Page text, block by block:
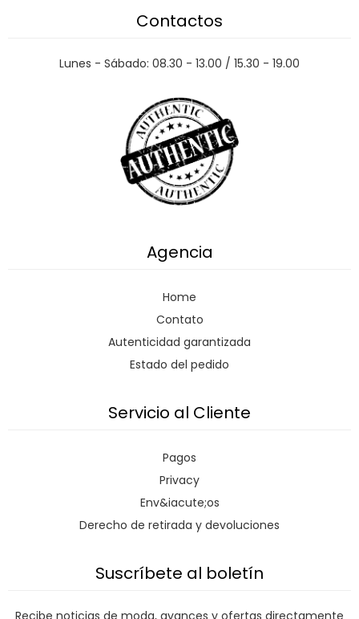
Contactos
Lunes - Sábado: 08.30 - 13.00 / 15.30 - 19.00
Agencia
Home
Contato
Autenticidad garantizada
Estado del pedido
Servicio al Cliente
Pagos
Privacy
Env&iacute;os
Derecho de retirada y devoluciones
Suscríbete al boletín
Recibe noticias de moda, avances y ofertas directamente